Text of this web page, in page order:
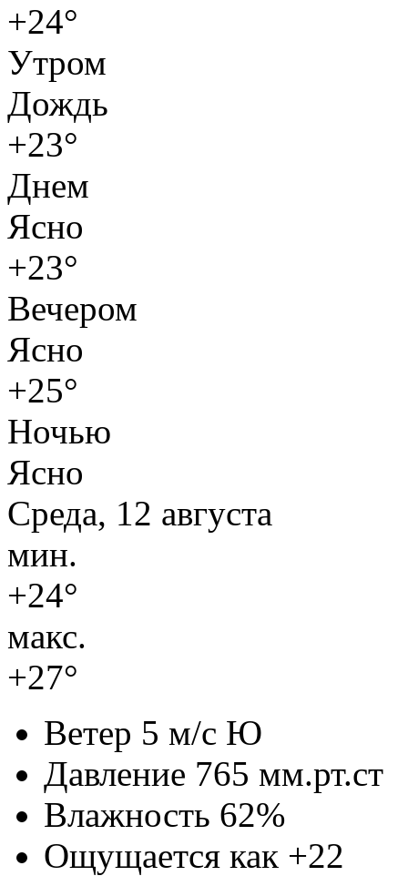
+24°
Утром
Дождь
+23°
Днем
Ясно
+23°
Вечером
Ясно
+25°
Ночью
Ясно
Среда, 12 августа
мин.
+24°
макс.
+27°
Ветер 5 м/с Ю
Давление 765 мм.рт.ст
Влажность 62%
Ощущается как +22